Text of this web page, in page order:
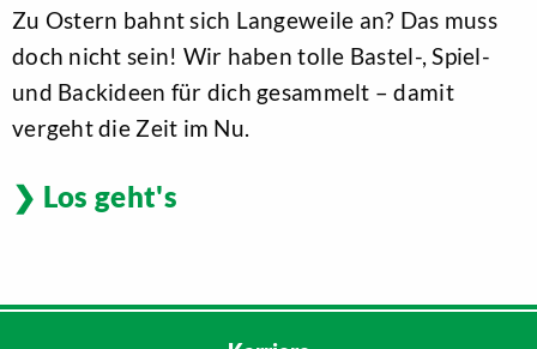
Zu Ostern bahnt sich Langeweile an? Das muss
doch nicht sein! Wir haben tolle Bastel-, Spiel-
und Backideen für dich gesammelt – damit
vergeht die Zeit im Nu.
Los geht's